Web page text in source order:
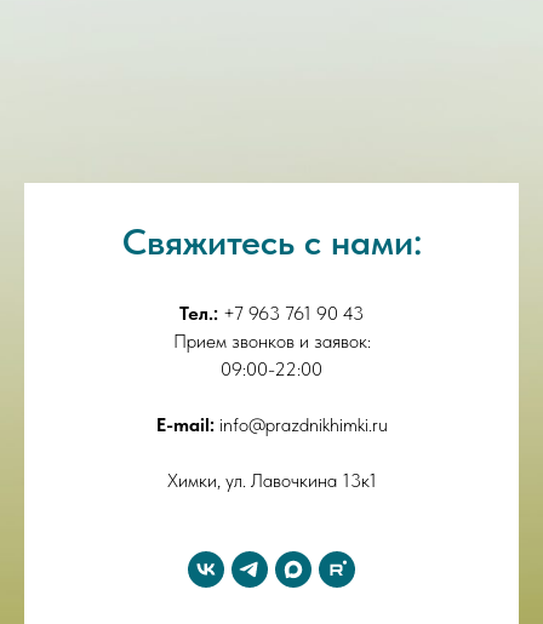
Свяжитесь с нами:
Тел.: +7 963 761 90 43
Прием звонков и заявок:
09:00-22:00
E-mail: info@prazdnikhimki.ru
Химки, ул. Лавочкина 13к1